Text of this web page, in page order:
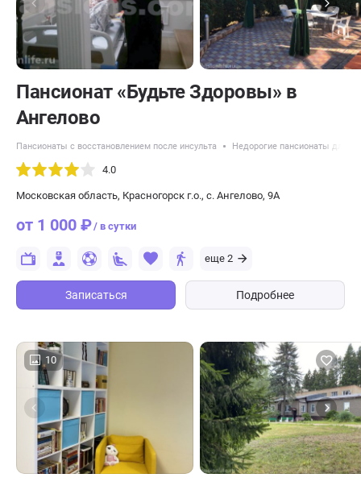
Пансионат «Будьте Здоровы» в
Ангелово
Пансионаты с восстановлением после инсульта Недорогие пансионаты для
4.0
Московская область, Красногорск г.о., с. Ангелово, 9А
от 1 000 ₽/ в сутки
еще 2
Записаться Подробнее
10